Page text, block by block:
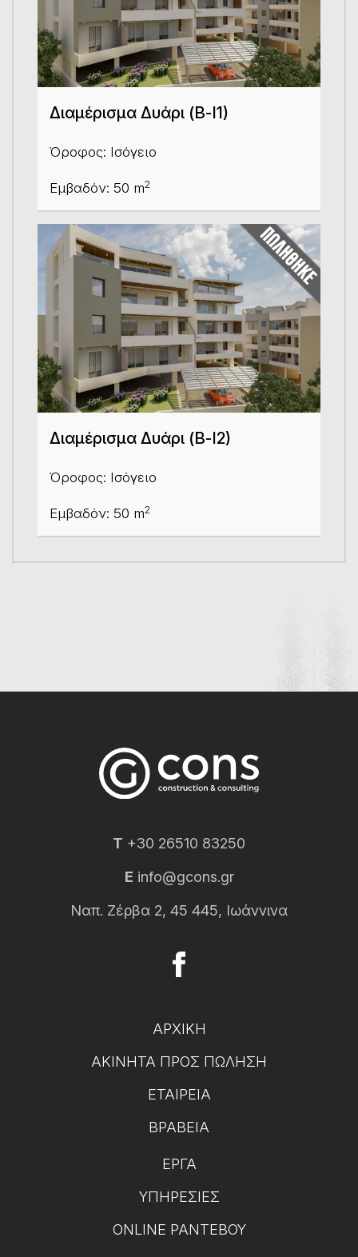
Διαμέρισμα Δυάρι (Β-Ι1)
Όροφος: Ισόγειο
Εμβαδόν: 50 m2
Διαμέρισμα Δυάρι (Β-Ι2)
Όροφος: Ισόγειο
Εμβαδόν: 50 m2
T +30 26510 83250
E info@gcons.gr
Ναπ. Ζέρβα 2, 45 445, Ιωάννινα
ΑΡΧΙΚΉ
ΑΚΊΝΗΤΑ ΠΡΟΣ ΠΏΛΗΣΗ
ΕΤΑΙΡΕΊΑ
ΒΡΑΒΕΊΑ
ΈΡΓΑ
ΥΠΗΡΕΣΊΕΣ
ONLINE ΡΑΝΤΕΒΟΎ